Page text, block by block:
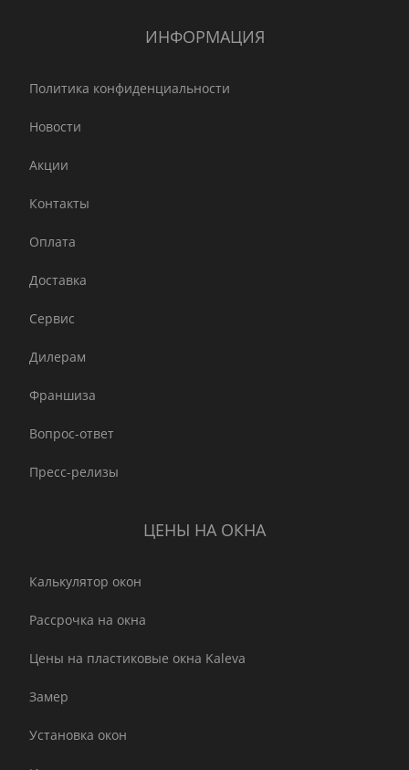
ИНФОРМАЦИЯ
Политика конфиденциальности
Новости
Акции
Контакты
Оплата
Доставка
Сервис
Дилерам
Франшиза
Вопрос-ответ
Пресс-релизы
ЦЕНЫ НА ОКНА
Калькулятор окон
Рассрочка на окна
Цены на пластиковые окна Kaleva
Замер
Установка окон